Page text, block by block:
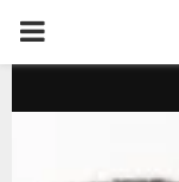
PRIMARY